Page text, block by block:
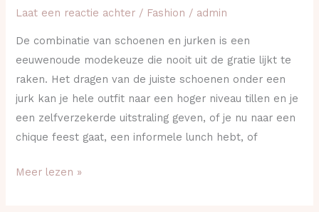
Laat een reactie achter / Fashion / admin
De combinatie van schoenen en jurken is een
eeuwenoude modekeuze die nooit uit de gratie lijkt te
raken. Het dragen van de juiste schoenen onder een
jurk kan je hele outfit naar een hoger niveau tillen en je
een zelfverzekerde uitstraling geven, of je nu naar een
chique feest gaat, een informele lunch hebt, of
Meer lezen »